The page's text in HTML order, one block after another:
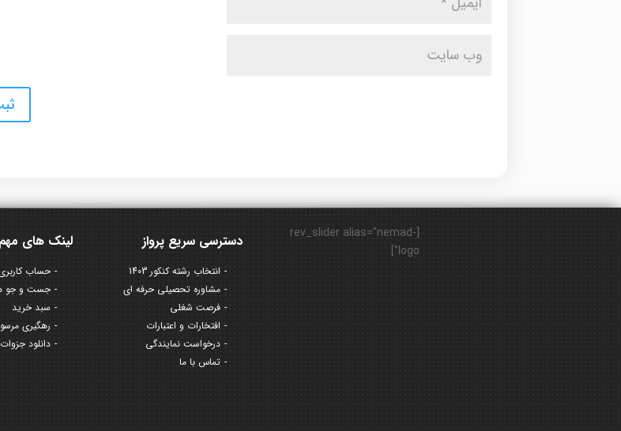
لینک های
حساب
جست و جو
سبد خرید
رهگیری
دانلود
دسترسی سریع پرواز
انتخاب رشته کنکور 1403
مشاوره تحصیلی حرفه ای
فرصت شغلی
افتخارات و اعتبارات
درخواست نمایندگی
تماس با ما
[rev_slider alias="nemad-
logo"]